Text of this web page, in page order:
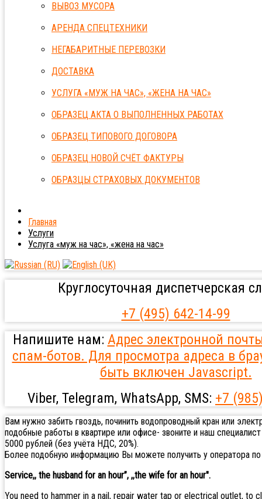
ВЫВОЗ МУСОРА
АРЕНДА СПЕЦТЕХНИКИ
НЕГАБАРИТНЫЕ ПЕРЕВОЗКИ
ДОСТАВКА
УСЛУГА «МУЖ НА ЧАС», «ЖЕНА НА ЧАС»
ОБРАЗЕЦ АКТА О ВЫПОЛНЕННЫХ РАБОТАХ
ОБРАЗЕЦ ТИПОВОГО ДОГОВОРА
ОБРАЗЕЦ НОВОЙ СЧЁТ ФАКТУРЫ
ОБРАЗЦЫ СТРАХОВЫХ ДОКУМЕНТОВ
Главная
Услуги
Услуга «муж на час», «жена на час»
Круглосуточная диспетчерская
+7 (495) 642-14-99
Напишите нам: Адрес электронной
спам-ботов. Для просмотра адреса в
быть включен Javascript.
Viber, Telegram, WhatsApp, SMS: +7
Вам нужно забить гвоздь, починить водопроводный кран или
подобные работы в квартире или офисе- звоните и наш
5000 рублей (без учёта НДС, 20%).
Более подобную информацию Вы можете получить у оператора
Service,, the husband for an hour”, ,,the wife for an hour".
You need to hammer in a nail, repair water tap or electrical outlet,